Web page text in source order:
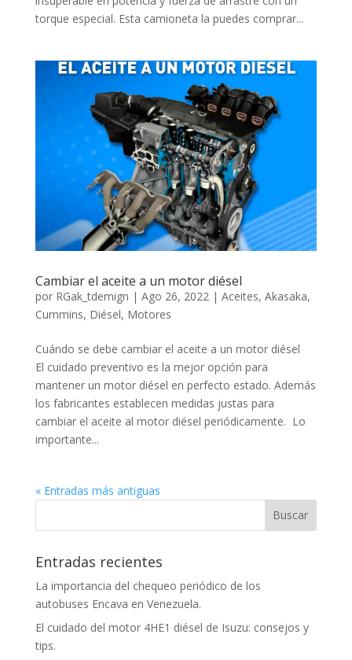
torque especial. Esta camioneta la puedes comprar...
Cambiar el aceite a un motor diésel
por RGak_tdemign | Ago 26, 2022 | Aceites, Akasaka,
Cummins, Diésel, Motores
Cuándo se debe cambiar el aceite a un motor diésel
El cuidado preventivo es la mejor opción para
mantener un motor diésel en perfecto estado. Además
los fabricantes establecen medidas justas para
cambiar el aceite al motor diésel periódicamente. Lo
importante...
« Entradas más antiguas
Entradas recientes
La importancia del chequeo periódico de los
autobuses Encava en Venezuela.
El cuidado del motor 4HE1 diésel de Isuzu: consejos y
tips.